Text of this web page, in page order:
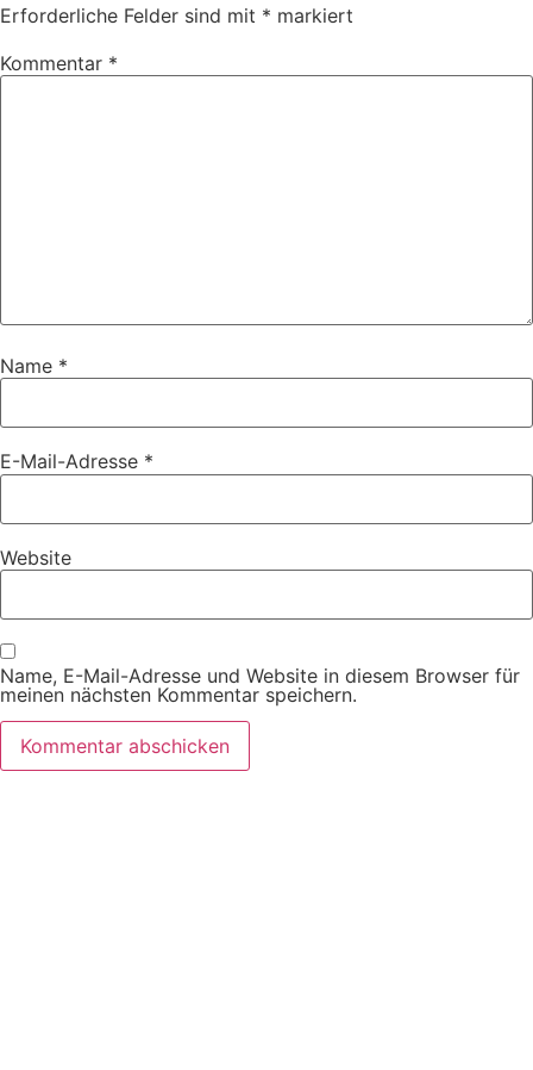
Erforderliche Felder sind mit * markiert
Kommentar *
Name *
E-Mail-Adresse *
Website
Name, E-Mail-Adresse und Website in diesem Browser für
meinen nächsten Kommentar speichern.